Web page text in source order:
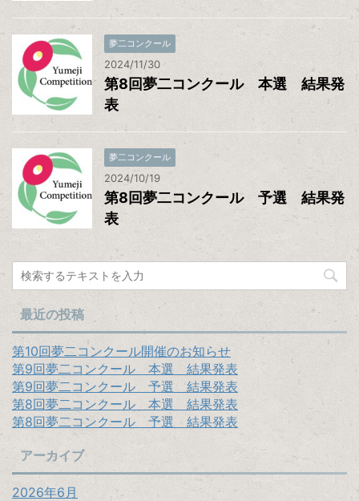
夢二コンクール
2024/11/30
第8回夢二コンクール 本選 結果発
表
夢二コンクール
2024/10/19
第8回夢二コンクール 予選 結果発
表
最近の投稿
第10回夢二コンクール開催のお知らせ
第9回夢二コンクール 本選 結果発表
第9回夢二コンクール 予選 結果発表
第8回夢二コンクール 本選 結果発表
第8回夢二コンクール 予選 結果発表
アーカイブ
2026年6月